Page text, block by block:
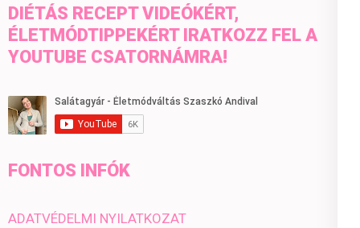
DIÉTÁS RECEPT VIDEÓKÉRT,
ÉLETMÓDTIPPEKÉRT IRATKOZZ FEL A
YOUTUBE CSATORNÁMRA!
FONTOS INFÓK
ADATVÉDELMI NYILATKOZAT